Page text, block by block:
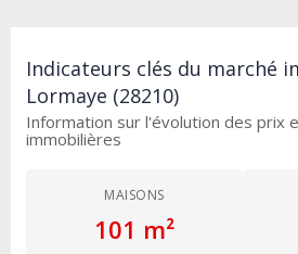
Indicateurs clés du marché
Lormaye (28210)
Information sur l'évolution des prix
immobilières
MAISONS
101 m²